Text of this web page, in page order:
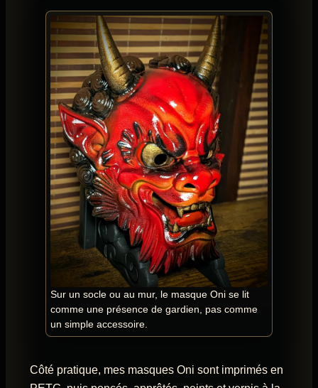
Sur un socle ou au mur, le masque Oni se lit
comme une présence de gardien, pas comme
un simple accessoire.
Côté pratique, mes masques Oni sont imprimés en